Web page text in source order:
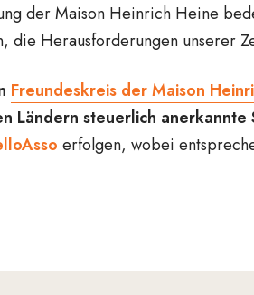
der Maison Heinrich Heine
die Herausforderungen unserer
Freundeskreis der Maison
Ländern steuerlich
erfolgen, wobei